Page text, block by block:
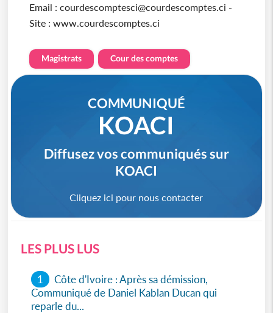
Email : courdescomptesci@courdescomptes.ci -
Site : www.courdescomptes.ci
Magistrats Cour des comptes
COMMUNIQUÉ
KOACI
Diffusez vos communiqués sur
KOACI
Cliquez ici pour nous contacter
LES PLUS LUS
1
Côte d'Ivoire : Après sa démission,
Communiqué de Daniel Kablan Ducan qui
reparle du...